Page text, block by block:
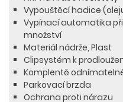
Vypouštěcí hadice
Vypínací automatika
množství
Materiál nádrže, Plast
Clipsystém k
Komplentě
Parkovací brzda
Ochrana proti nárazu